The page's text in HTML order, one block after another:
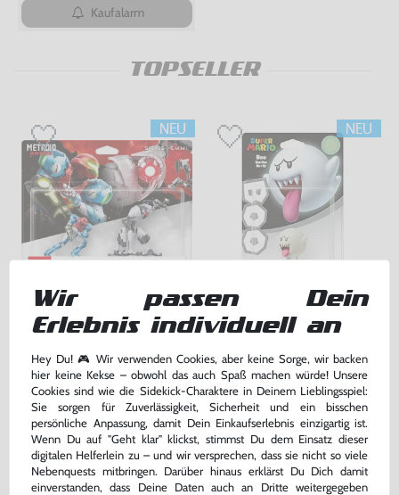
Kaufalarm
TOPSELLER
Metroid Dread Doppelpack:
Samus und E.M.M.I.
nur39,99 €
Warenkorb
Super Mario Collection Figur: Buu
Huu
nur24,99 €
Warenkorb
Wir passen Dein
Erlebnis individuell an
Hey Du! 🎮 Wir verwenden Cookies, aber keine Sorge, wir backen
hier keine Kekse – obwohl das auch Spaß machen würde! Unsere
Cookies sind wie die Sidekick-Charaktere in Deinem Lieblingsspiel:
Sie sorgen für Zuverlässigkeit, Sicherheit und ein bisschen
persönliche Anpassung, damit Dein Einkaufserlebnis einzigartig ist.
Wenn Du auf "Geht klar" klickst, stimmst Du dem Einsatz dieser
digitalen Helferlein zu – und wir versprechen, dass sie nicht so viele
Nebenquests mitbringen. Darüber hinaus erklärst Du Dich damit
einverstanden, dass Deine Daten auch an Dritte weitergegeben